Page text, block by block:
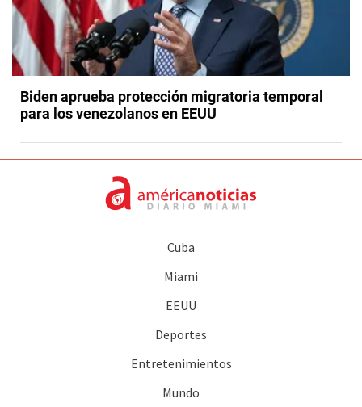
Biden aprueba protección migratoria temporal
para los venezolanos en EEUU
Cuba
Miami
EEUU
Deportes
Entretenimientos
Mundo